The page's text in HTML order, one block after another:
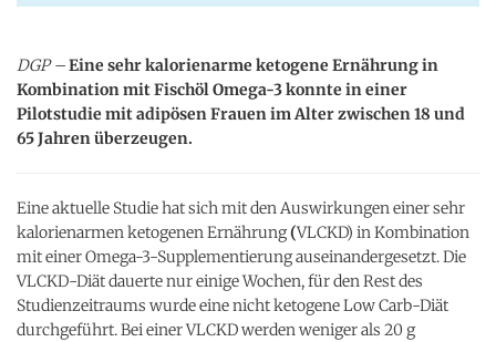
DGP –Eine sehr kalorienarme ketogene Ernährung in
Kombination mit Fischöl Omega-3 konnte in einer
Pilotstudie mit adipösen Frauen im Alter zwischen 18 und
65 Jahren überzeugen.
Eine aktuelle Studie hat sich mit den Auswirkungen einer sehr
kalorienarmen ketogenen Ernährung(VLCKD) in Kombination
mit einer Omega-3-Supplementierung auseinandergesetzt. Die
VLCKD-Diät dauerte nur einige Wochen, für den Rest des
Studienzeitraums wurde eine nicht ketogene Low Carb-Diät
durchgeführt. Bei einer VLCKD werden weniger als 20 g